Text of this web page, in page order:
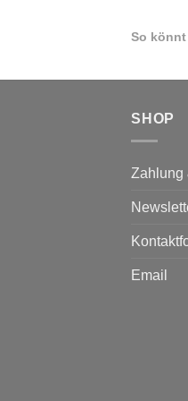
So
SHOP
Zahlung
Email